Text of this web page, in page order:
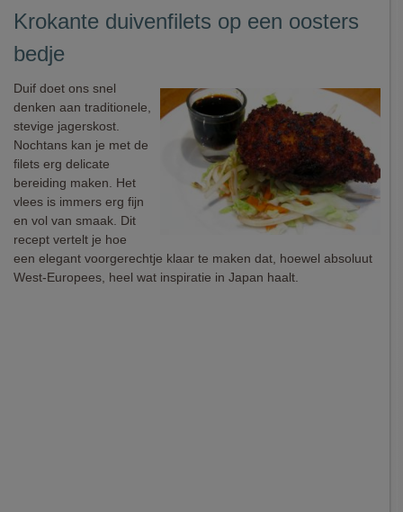
Krokante duivenfilets op een oosters
bedje
Duif doet ons snel
denken aan traditionele,
stevige jagerskost.
Nochtans kan je met de
filets erg delicate
bereiding maken. Het
vlees is immers erg fijn
en vol van smaak. Dit
recept vertelt je hoe
een elegant voorgerechtje klaar te maken dat, hoewel absoluut
West-Europees, heel wat inspiratie in Japan haalt.